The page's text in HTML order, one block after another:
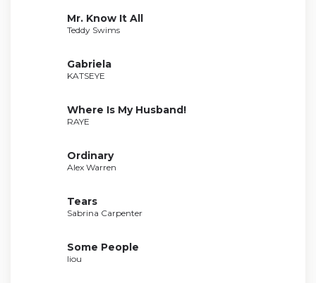
Mr. Know It All
Teddy Swims
Gabriela
KATSEYE
Where Is My Husband!
RAYE
Ordinary
Alex Warren
Tears
Sabrina Carpenter
Some People
liou